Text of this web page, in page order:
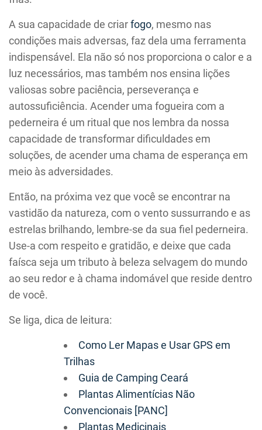
A sua capacidade de criarfogo, mesmo nas
condições mais adversas, faz dela uma ferramenta
indispensável. Ela não só nos proporciona o calor e a
luz necessários, mas também nos ensina lições
valiosas sobre paciência, perseverança e
autossuficiência. Acender uma fogueira com a
pederneira é um ritual que nos lembra da nossa
capacidade de transformar dificuldades em
soluções, de acender uma chama de esperança em
meio às adversidades.
Então, na próxima vez que você se encontrar na
vastidão da natureza, com o vento sussurrando e as
estrelas brilhando, lembre-se da sua fiel pederneira.
Use-a com respeito e gratidão, e deixe que cada
faísca seja um tributo à beleza selvagem do mundo
ao seu redor e à chama indomável que reside dentro
de você.
Se liga, dica de leitura:
Como Ler Mapas e Usar GPS em
Trilhas
Guia de Camping Ceará
Plantas Alimentícias Não
Convencionais [PANC]
Plantas Medicinais